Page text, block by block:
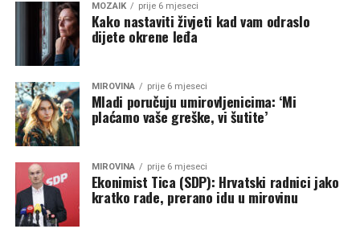
MOZAIK prije 6 mjeseci
Kako nastaviti živjeti kad vam odraslo
dijete okrene leđa
MIROVINA prije 6 mjeseci
Mladi poručuju umirovljenicima: ‘Mi
plaćamo vaše greške, vi šutite’
MIROVINA prije 6 mjeseci
Ekonimist Tica (SDP): Hrvatski radnici jako
kratko rade, prerano idu u mirovinu